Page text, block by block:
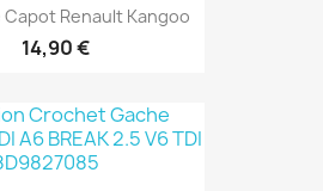
Capot Renault Kangoo
14,90 €